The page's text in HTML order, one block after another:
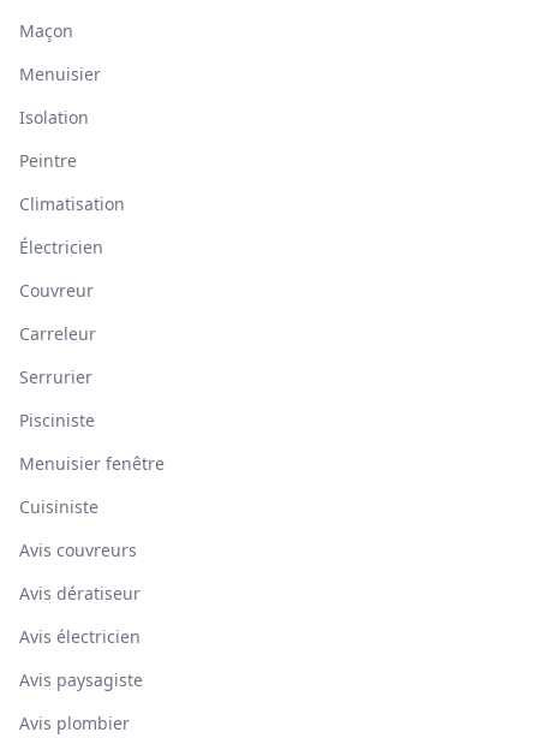
Maçon
Menuisier
Isolation
Peintre
Climatisation
Électricien
Couvreur
Carreleur
Serrurier
Pisciniste
Menuisier fenêtre
Cuisiniste
Avis couvreurs
Avis dératiseur
Avis électricien
Avis paysagiste
Avis plombier